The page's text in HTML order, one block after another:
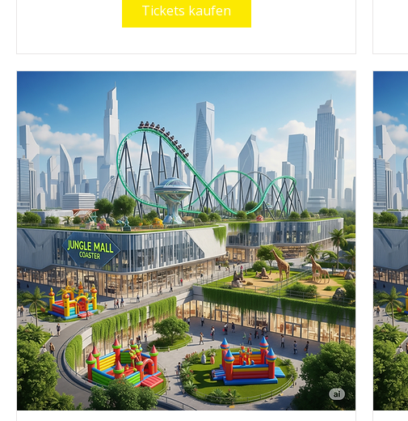
Tickets kaufen